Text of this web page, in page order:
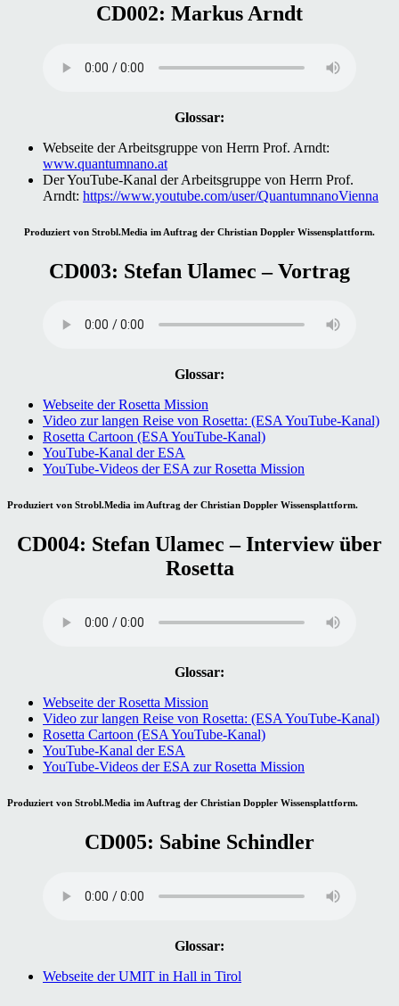
CD002: Markus Arndt
Glossar:
Webseite der Arbeitsgruppe von Herrn Prof. Arndt:
www.quantumnano.at
Der YouTube-Kanal der Arbeitsgruppe von Herrn Prof.
Arndt: https://www.youtube.com/user/QuantumnanoVienna
Produziert von Strobl.Media im Auftrag der Christian Doppler Wissensplattform.
CD003: Stefan Ulamec – Vortrag
Glossar:
Webseite der Rosetta Mission
Video zur langen Reise von Rosetta: (ESA YouTube-Kanal)
Rosetta Cartoon (ESA YouTube-Kanal)
YouTube-Kanal der ESA
YouTube-Videos der ESA zur Rosetta Mission
Produziert von Strobl.Media im Auftrag der Christian Doppler Wissensplattform.
CD004: Stefan Ulamec – Interview über
Rosetta
Glossar:
Webseite der Rosetta Mission
Video zur langen Reise von Rosetta: (ESA YouTube-Kanal)
Rosetta Cartoon (ESA YouTube-Kanal)
YouTube-Kanal der ESA
YouTube-Videos der ESA zur Rosetta Mission
Produziert von Strobl.Media im Auftrag der Christian Doppler Wissensplattform.
CD005: Sabine Schindler
Glossar:
Webseite der UMIT in Hall in Tirol